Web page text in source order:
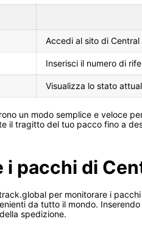
Accedi al sito di
Inserisci il numero di
Visualizza lo stato
un modo semplice e veloce
il tragitto del tuo pacco fino a
i pacchi di
per monitorare i
da tutto il mondo.
spedizione.